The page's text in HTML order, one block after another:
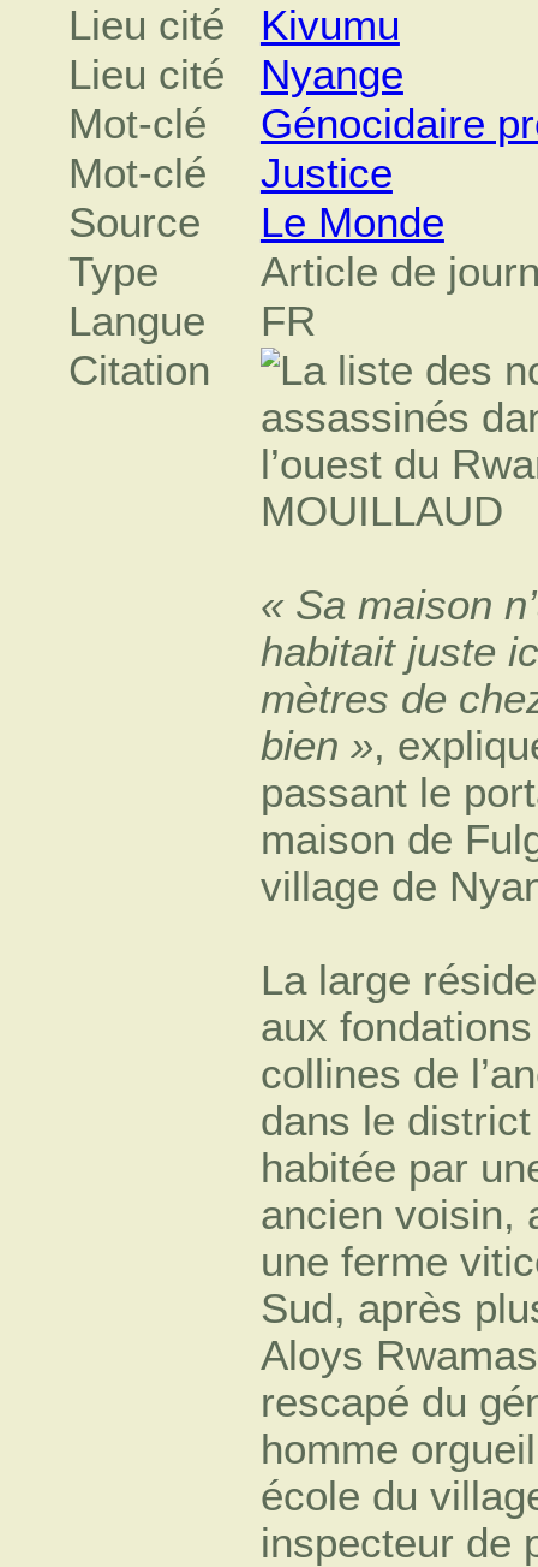
Lieu cité
Kivumu
Lieu cité
Nyange
Mot-clé
Génocidaire
Mot-clé
Justice
Source
Le Monde
Type
Article de
Langue
FR
Citation
« Sa maison
habitait juste
mètres de
bien »,
passant le
maison de
village de
La large
aux
collines de
dans le
habitée par
ancien voisin,
une ferme
Sud, après
Aloys
rescapé du
homme
école du
inspecteur de